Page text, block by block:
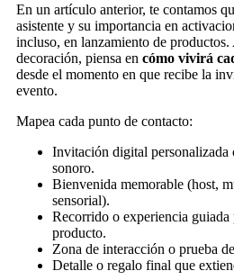
En un artículo anterior, te contamos
asistente y su importancia en
incluso, en lanzamiento de productos.
decoración, piensa en cómo vivirá
desde el momento en que recibe la
evento.
Mapea cada punto de contacto:
Invitación digital personalizada
sonoro.
Bienvenida memorable (host,
sensorial).
Recorrido o experiencia guiada
producto.
Zona de interacción o prueba
Detalle o regalo final que